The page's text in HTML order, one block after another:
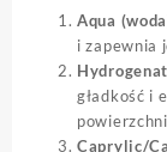
Aqua
i zapewnia
gładkość i
Caprylic/